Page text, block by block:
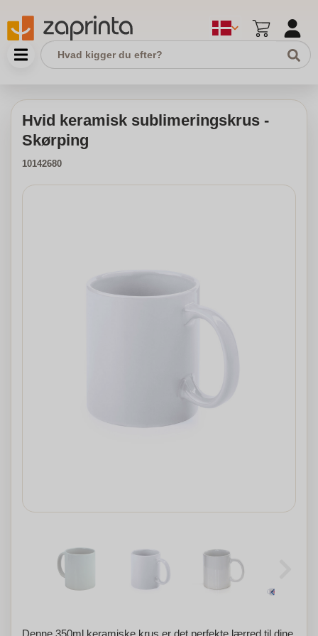
Hvid keramisk sublimeringskrus -
Skørping
10142680
Denne 350ml keramiske krus er det perfekte lærred til dine